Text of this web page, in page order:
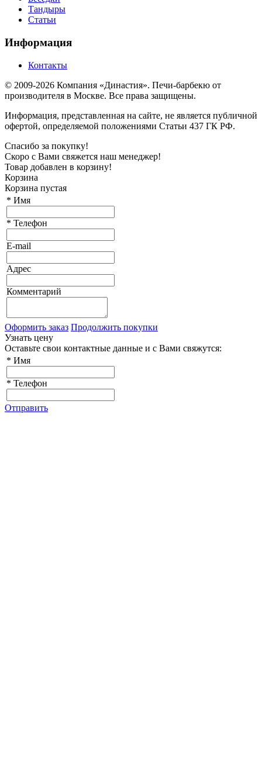
Тандыры
Статьи
Информация
Контакты
© 2009-2026 Компания «Династия». Печи-барбекю от
производителя в Москве. Все права защищены.
Информация, представленная на сайте, не является публичной
офертой, определяемой положениями Статьи 437 ГК РФ.
Спасибо за покупку!
Скоро с Вами свяжется наш менеджер!
Товар добавлен в корзину!
Корзина
Корзина пустая
* Имя
* Телефон
E-mail
Адрес
Комментарий
Оформить заказ Продолжить покупки
Узнать цену
Оставьте свои контактные данные и с Вами свяжутся:
* Имя
* Телефон
Отправить